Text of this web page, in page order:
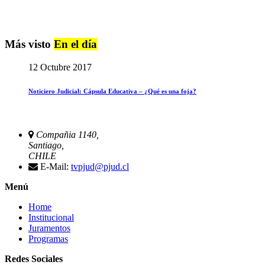
Más visto En el día
12 Octubre 2017
Noticiero Judicial: Cápsula Educativa – ¿Qué es una foja?
Compañia 1140,
Santiago,
CHILE
E-Mail: tvpjud@pjud.cl
Menú
Home
Institucional
Juramentos
Programas
Redes Sociales